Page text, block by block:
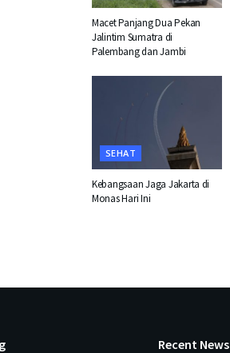
Macet Panjang Dua Pekan
Jalintim Sumatra di
Palembang dan Jambi
SEHAT
Kebangsaan Jaga Jakarta di
Monas Hari Ini
Recent News